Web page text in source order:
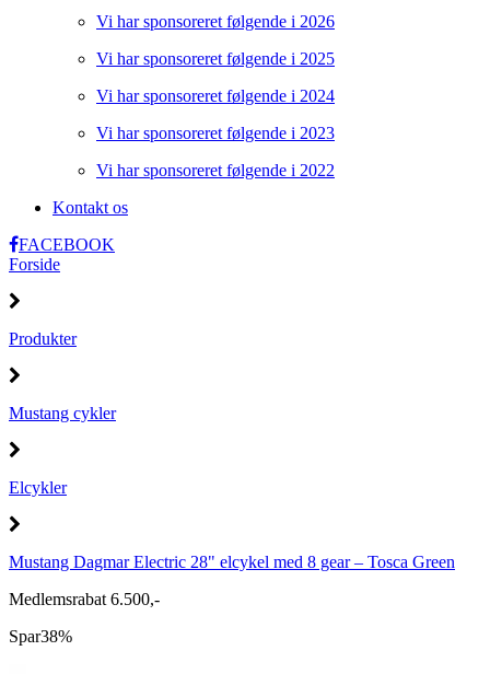
Vi har sponsoreret følgende i 2026
Vi har sponsoreret følgende i 2025
Vi har sponsoreret følgende i 2024
Vi har sponsoreret følgende i 2023
Vi har sponsoreret følgende i 2022
Kontakt os
FACEBOOK
Forside
Produkter
Mustang cykler
Elcykler
Mustang Dagmar Electric 28" elcykel med 8 gear – Tosca Green
Medlemsrabat 6.500,-
Spar38%